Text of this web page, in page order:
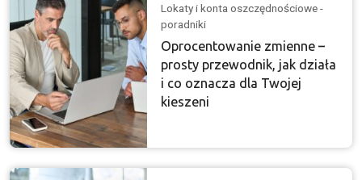
Lokaty i konta oszczędnościowe -
poradniki
Oprocentowanie zmienne –
prosty przewodnik, jak działa
i co oznacza dla Twojej
kieszeni